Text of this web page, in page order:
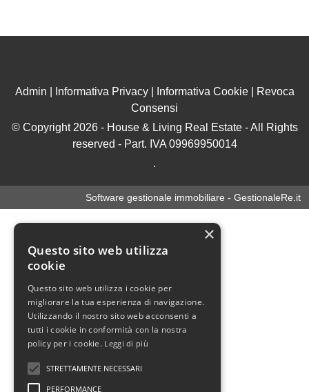
Admin Informativa Privacy| Informativa Cookie|
Revoca
Consensi
© Copyright 2026 - House & Living Real Estate - All Rights
reserved - Part. IVA 09969950014
.
Software gestionale immobiliare - GestionaleRe.it
×
Questo sito web utilizza
cookie
Questo sito web utilizza i cookie per
migliorare la tua esperienza di navigazione.
Utilizzando il nostro sito web acconsenti a
tutti i cookie in conformità con la nostra
policy per i cookie. Leggi di più
STRETTAMENTE NECESSARI
PERFORMANCE